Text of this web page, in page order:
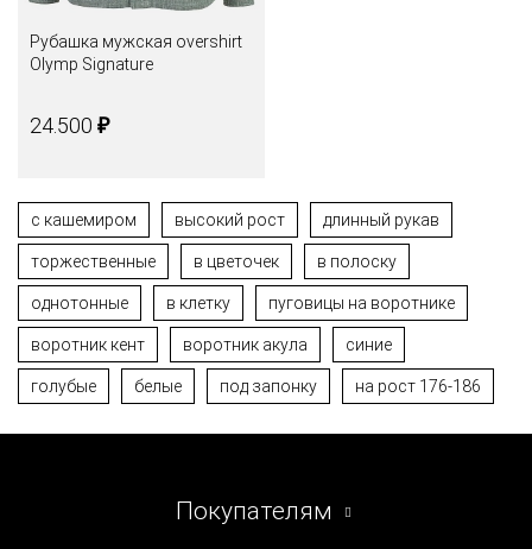
Рубашка мужская overshirt
Olymp Signature
24.500 ₽
с кашемиром высокий рост длинный рукав
торжественные в цветочек в полоску
однотонные в клетку пуговицы на воротнике
воротник кент воротник акула синие
голубые белые под запонку на рост 176-186
Покупателям